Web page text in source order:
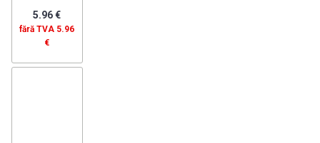
5.96 €
fără TVA 5.96
€